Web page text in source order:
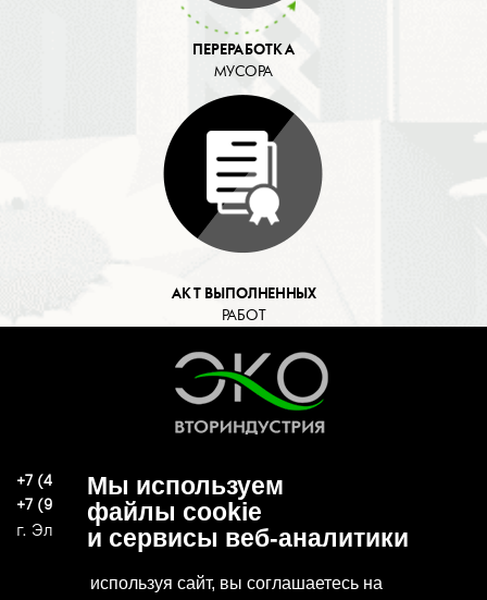
Мы используем
файлы cookie
и сервисы веб-аналитики
используя сайт, вы соглашаетесь на
ПЕРЕРАБОТКА
МУСОРА
АКТ ВЫПОЛНЕННЫХ
РАБОТ
г. Электросталь, ул. Спортивная, д. 47А
ekoind93@yandex.ru
+7 (496) 570-37-15
+7 (919) 776-04-79